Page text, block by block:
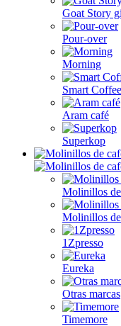
Goat Story
Pour-over
Morning
Smart
Aram café
Superkop
Molinillos
Molinillos
1Zpresso
Eureka
Otras marcas
Timemore